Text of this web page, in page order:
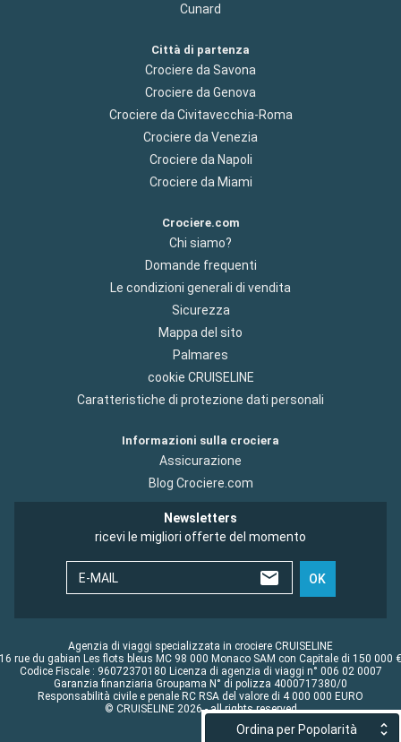
Ordina per Popolarità
Cunard
Città di partenza
Crociere da Savona
Crociere da Genova
Crociere da Civitavecchia-Roma
Crociere da Venezia
Crociere da Napoli
Crociere da Miami
Crociere.com
Chi siamo?
Domande frequenti
Le condizioni generali di vendita
Sicurezza
Mappa del sito
Palmares
cookie CRUISELINE
Caratteristiche di protezione dati personali
Informazioni sulla crociera
Assicurazione
Blog Crociere.com
Newsletters
ricevi le migliori offerte del momento
E-MAIL OK
Agenzia di viaggi specializzata in crociere CRUISELINE
16 rue du gabian Les flots bleus MC 98 000 Monaco SAM con Capitale di 150 000 €
Codice Fiscale : 96072370180 Licenza di agenzia di viaggi n° 006 02 0007
Garanzia finanziaria Groupama N° di polizza 4000717380/0
Responsabilità civile e penale RC RSA del valore di 4 000 000 EURO
© CRUISELINE 2026 - all rights reserved